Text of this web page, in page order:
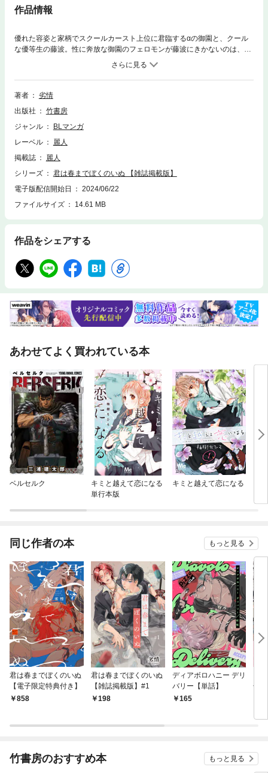
作品情報
優れた容姿と家柄でスクールカースト上位に君臨するαの御園と、クール
な優等生の藤波。性に奔放な御園のフェロモンが藤波にきかないのは、自
分と同じで藤波もαだからだと思っていたけど…!?※本電子書籍は「麗人20
24年5月号」に収録の「君は春までぼくのいぬ #1」と同内容です。
著者
劣情
出版社
竹書房
ジャンル
BLマンガ
レーベル
麗人
掲載誌
麗人
シリーズ
君は春までぼくのいぬ 【雑誌掲載版】
電子版配信開始日
2024/06/22
ファイルサイズ
14.61 MB
作品をシェアする
あわせてよく買われている本
ベルセルク
キミと越えて恋になる
単行本版
キミと越えて恋になる
同じ作者の本 もっと見る
君は春までぼくのいぬ
【電子限定特典付き】
858
君は春までぼくのいぬ
【雑誌掲載版】#1
198
ディアボロハニー デリ
バリー【単話】
165
子
竹書房のおすすめ本 もっと見る